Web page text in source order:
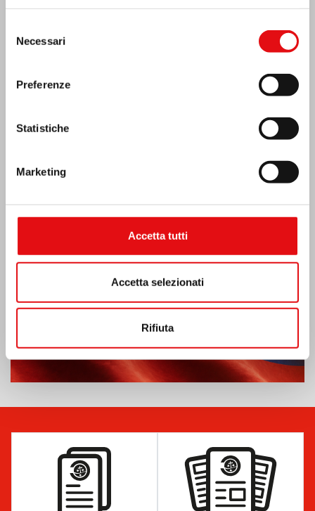
delNecessari
Preferenze
Statistiche
Marketing
Accetta tutti
Accetta selezionati
Rifiuta
Emergenza terremoto Venezuela